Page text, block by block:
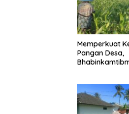
Memperkuat
Pangan Desa,